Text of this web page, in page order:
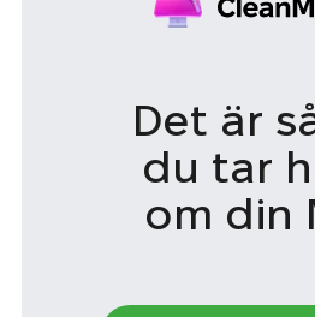
Det är
du tar
om din